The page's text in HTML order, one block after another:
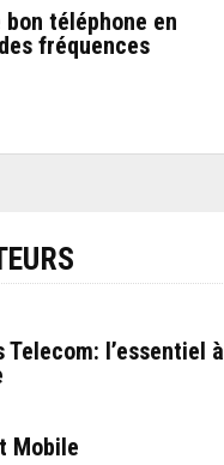
bon téléphone en
fréquences
Telecom: l’essentiel à
Mobile